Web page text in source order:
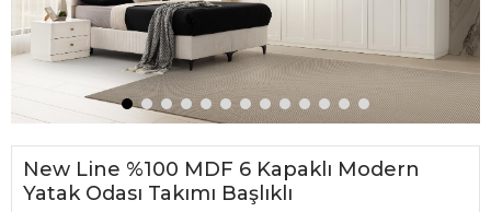
New Line %100 MDF 6 Kapaklı Modern
Yatak Odası Takımı Başlıklı